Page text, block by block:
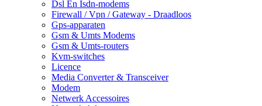
Dsl En Isdn-modems
Firewall / Vpn / Gateway - Draadloos
Gps-apparaten
Gsm & Umts Modems
Gsm & Umts-routers
Kvm-switches
Licence
Media Converter & Transceiver
Modem
Netwerk Accessoires